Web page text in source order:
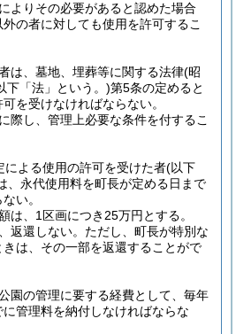
よりその必要があると認めた場合
の者に対しても使用を許可するこ
は、墓地、埋葬等に関する法律(昭
下「法」という。)第5条の定めると
を受けなければならない。
際し、管理上必要な条件を付するこ
による使用の許可を受けた者(以下
、永代使用料を町長が定める日まで
い。
は、1区画につき25万円とする。
返還しない。 ただし、町長が特別な
は、その一部を返還することがで
園の管理に要する経費として、毎年
管理料を納付しなければならな